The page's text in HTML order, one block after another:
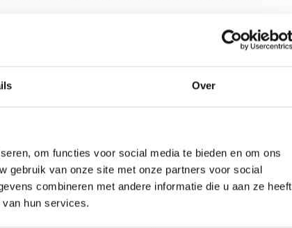
Over
om functies voor social media te bieden en om ons
gebruik van onze site met onze partners voor social
combineren met andere informatie die u aan ze heeft
hun services.